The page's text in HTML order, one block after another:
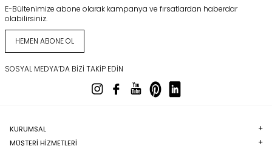
E-Bültenimize abone olarak kampanya ve fırsatlardan haberdar
olabilirsiniz.
HEMEN ABONE OL
SOSYAL MEDYA’DA BIZI TAKIP EDIN
KURUMSAL
MÜŞTERI HIZMETLERI